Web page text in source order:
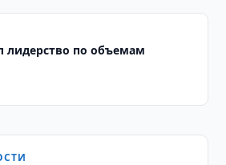
лидерство по объемам